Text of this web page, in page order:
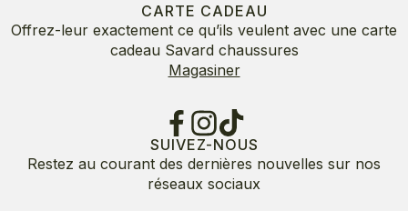
CARTE CADEAU
Offrez-leur exactement ce qu’ils veulent avec une carte
cadeau Savard chaussures
Magasiner
SUIVEZ-NOUS
Restez au courant des dernières nouvelles sur nos
réseaux sociaux